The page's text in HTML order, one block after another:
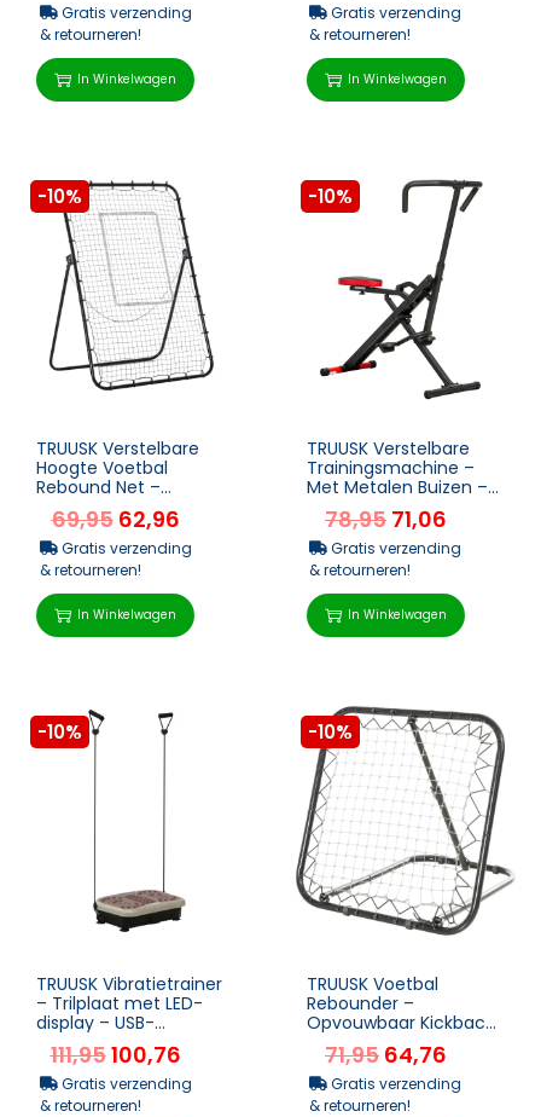
Gratis verzending
& retourneren!
In Winkelwagen
Gratis verzending
& retourneren!
In Winkelwagen
-10%
TRUUSK Verstelbare
Hoogte Voetbal
Rebound Net –
Kickback Rebounder –
Zwart – Voetb...
69,95 62,96
Gratis verzending
& retourneren!
In Winkelwagen
-10%
TRUUSK Verstelbare
Trainingsmachine –
Met Metalen Buizen –
Inklapbaar – Rood ̵...
78,95 71,06
Gratis verzending
& retourneren!
In Winkelwagen
-10%
TRUUSK Vibratietrainer
– Trilplaat met LED-
display – USB-
luidspreker –
Trainingsba...
111,95100,76
Gratis verzending
& retourneren!
-10%
TRUUSK Voetbal
Rebounder –
Opvouwbaar Kickback
Doel – Voor Honkbal
Basketbal – Ver...
71,95 64,76
Gratis verzending
& retourneren!